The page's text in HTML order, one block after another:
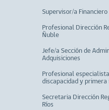
Supervisor/a Financiero
Profesional Dirección
Ñuble
Jefe/a Sección de
Adquisiciones
Profesional
discapacidad y primera
Secretaria Dirección
Ríos